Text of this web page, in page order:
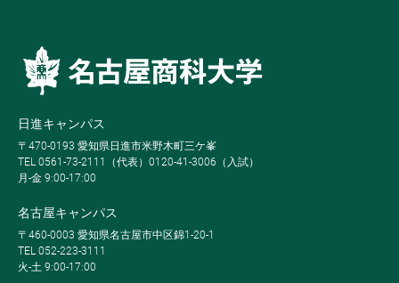
日進キャンパス
〒470-0193 愛知県日進市米野木町三ケ峯
TEL 0561-73-2111（代表）0120-41-3006（入試）
月-金 9:00-17:00
名古屋キャンパス
〒460-0003 愛知県名古屋市中区錦1-20-1
TEL 052-223-3111
火-土 9:00-17:00